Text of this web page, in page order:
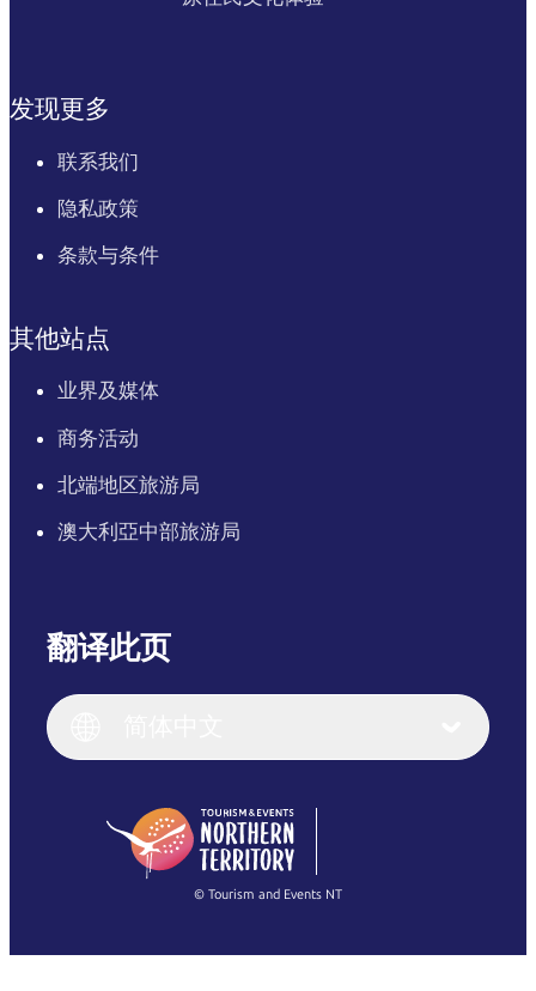
发现更多
联系我们
隐私政策
条款与条件
其他站点
业界及媒体
商务活动
北端地区旅游局
澳大利亞中部旅游局
翻译此页
English (US)
English
(Singapore)
Français
繁體中文
© Tourism and Events NT